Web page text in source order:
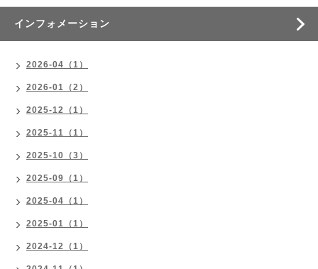
インフォメーション
2026-04（1）
2026-01（2）
2025-12（1）
2025-11（1）
2025-10（3）
2025-09（1）
2025-04（1）
2025-01（1）
2024-12（1）